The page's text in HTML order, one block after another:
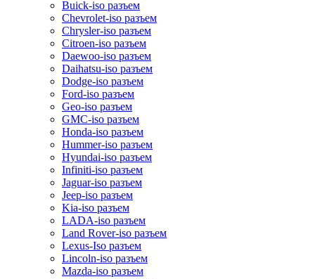
Buick-iso разъем
Chevrolet-iso разъем
Chrysler-iso разъем
Citroen-iso разъем
Daewoo-iso разъем
Daihatsu-iso разъем
Dodge-iso разъем
Ford-iso разъем
Geo-iso разъем
GMC-iso разъем
Honda-iso разъем
Hummer-iso разъем
Hyundai-iso разъем
Infiniti-iso разъем
Jaguar-iso разъем
Jeep-iso разъем
Kia-iso разъем
LADA-iso разъем
Land Rover-iso разъем
Lexus-Iso разъем
Lincoln-iso разъем
Mazda-iso разъем